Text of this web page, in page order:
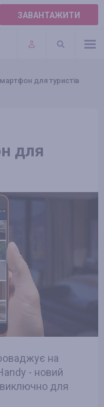
ЗАВАНТАЖИТИ
для туристів
для
на
- новий
для